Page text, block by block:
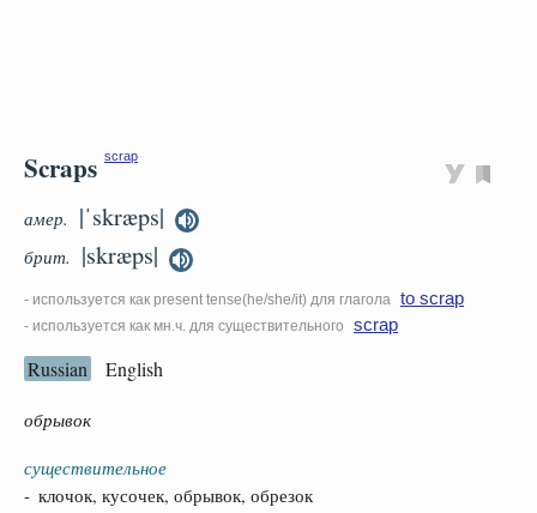
Scraps scrap
амер. |ˈskræps|
брит. |skræps|
- используется как present tense(he/she/it) для глагола to scrap
- используется как мн.ч. для существительного scrap
Russian English
обрывок
существительное
- клочок, кусочек, обрывок, обрезок